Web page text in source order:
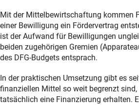
Mit der Mittelbewirtschaftung kommen
einer Bewilligung ein Fördervertrag
ist der Aufwand für Bewilligungen
beiden zugehörigen Gremien
des DFG-Budgets entsprach.
In der praktischen Umsetzung gibt es
finanziellen Mittel so weit begrenzt
tatsächlich eine Finanzierung erhalten.